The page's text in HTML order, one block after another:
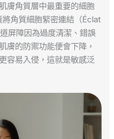
膚角質層中最重要的細胞
將角質細胞緊密連結（Éclat
屏障因為過度清潔、錯誤
膚的防禦功能便會下降，
容易入侵，這就是敏感泛